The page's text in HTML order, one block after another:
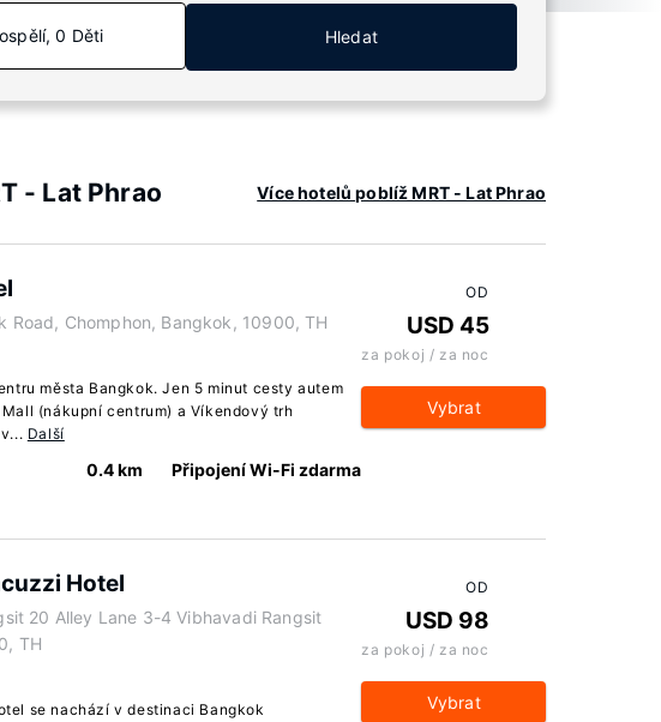
0 Děti Hledat
- Lat Phrao Více hotelů poblíž MRT - Lat Phrao
Road, Chomphon, Bangkok, 10900, TH
města Bangkok. Jen 5 minut cesty autem
(nákupní centrum) a Víkendový trh
Další
0.4 km Připojení Wi-Fi zdarma
OD
USD 45
za pokoj / za noc
Vybrat
Hotel
20 Alley Lane 3-4 Vibhavadi Rangsit
TH
se nachází v destinaci Bangkok
OD
USD 98
za pokoj / za noc
Vybrat